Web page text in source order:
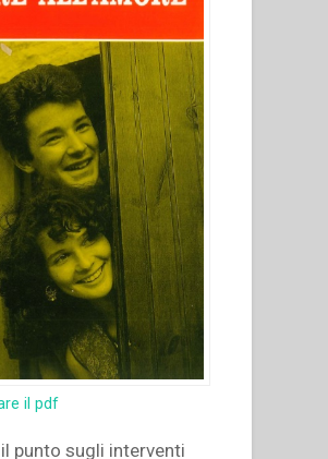
il pdf
punto sugli interventi